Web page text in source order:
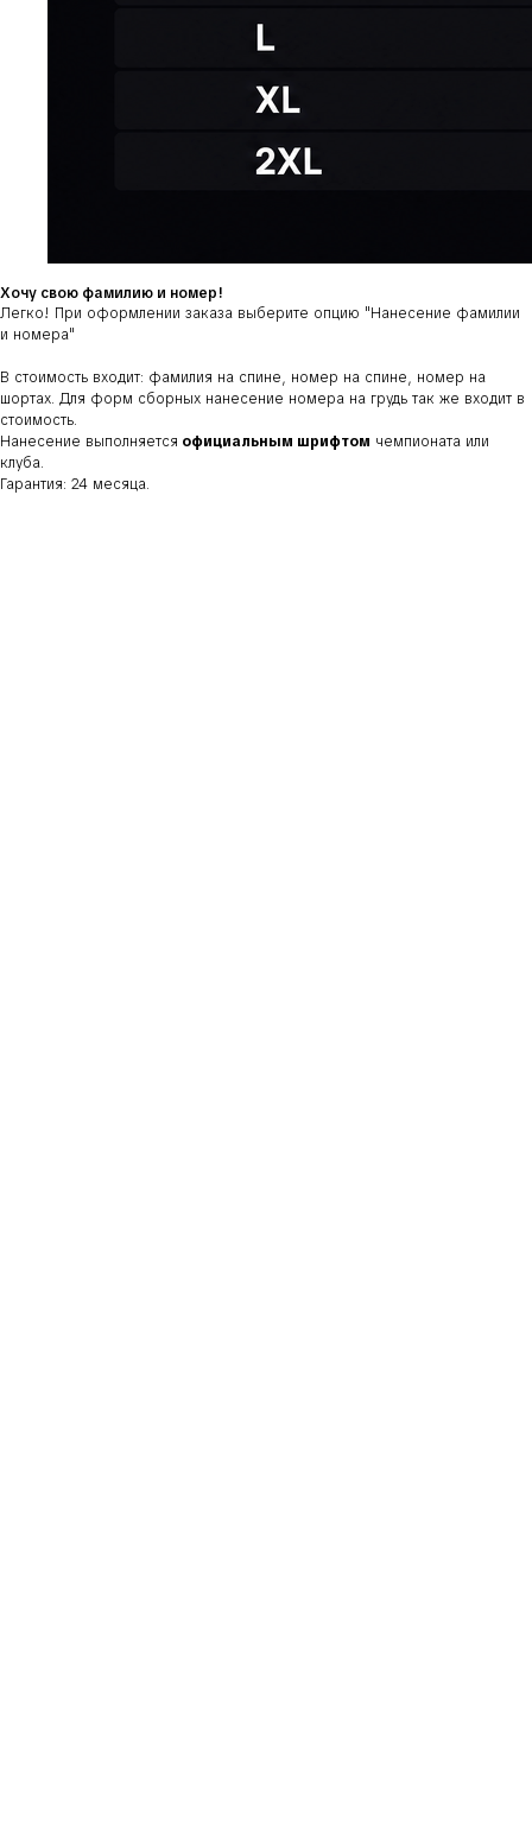
Хочу свою фамилию и номер!
Легко! При оформлении заказа выберите опцию "Нанесение фамилии
и номера"
В стоимость входит: фамилия на спине, номер на спине, номер на
шортах. Для форм сборных нанесение номера на грудь так же входит в
стоимость.
Нанесение выполняется официальным шрифтом чемпионата или
клуба.
Гарантия: 24 месяца.